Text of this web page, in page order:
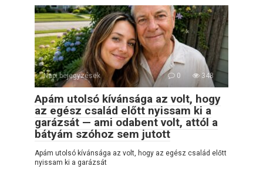
Napi bejegyzések 0 348
Apám utolsó kívánsága az volt, hogy
az egész család előtt nyissam ki a
garázsát — ami odabent volt, attól a
bátyám szóhoz sem jutott
Apám utolsó kívánsága az volt, hogy az egész család előtt
nyissam ki a garázsát